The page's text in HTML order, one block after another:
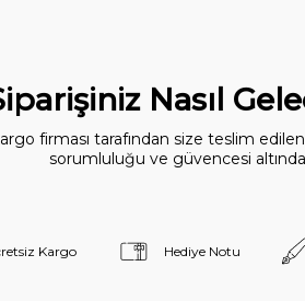
Nasıl
firması tarafından size teslim
sorumluluğu ve güvencesi
Kargo Hediye Notu